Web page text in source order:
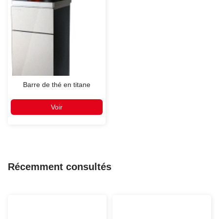
Barre de thé en titane
Voir
Récemment consultés